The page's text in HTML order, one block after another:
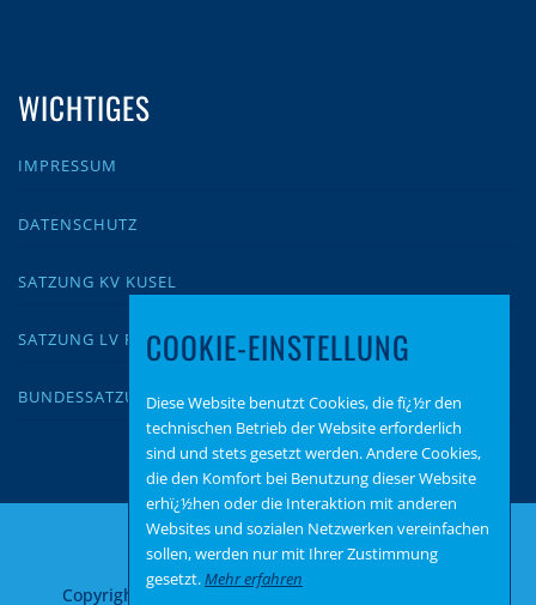
WICHTIGES
IMPRESSUM
DATENSCHUTZ
SATZUNG KV KUSEL
SATZUNG LV RLP
BUNDESSATZUNG
Copyright © 2026 AfD Kusel–
COOKIE-EINSTELLUNG
Diese Website benutzt Cookies, die fï¿½r den
technischen Betrieb der Website erforderlich
sind und stets gesetzt werden. Andere Cookies,
die den Komfort bei Benutzung dieser Website
erhï¿½hen oder die Interaktion mit anderen
Websites und sozialen Netzwerken vereinfachen
sollen, werden nur mit Ihrer Zustimmung
gesetzt.Mehr erfahren